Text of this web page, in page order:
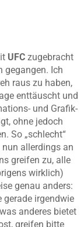
UFC zugebracht
gegangen. Ich
raus zu haben,
enttäuscht und
und Grafik-
ohne jedoch
So „schlecht“
allerdings an
greifen zu, alle
wirklich)
genau anders:
gerade irgendwie
anderes bietet
greifen bitte